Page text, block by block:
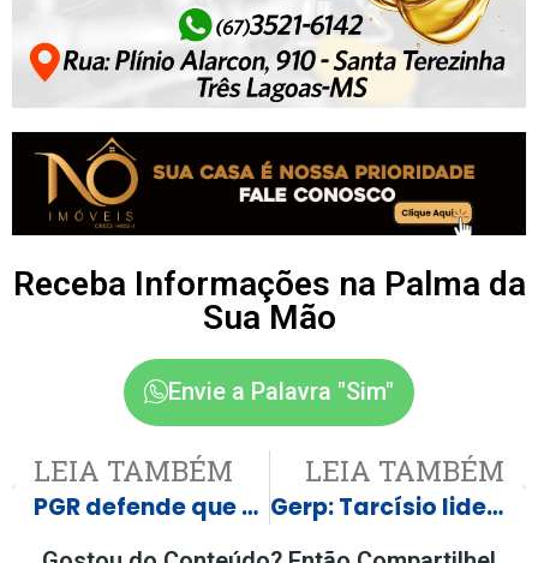
Receba Informações na Palma da
Sua Mão
Envie a Palavra "Sim"
LEIA TAMBÉM
PGR defende que Bolsonaro cumpra pena em prisão domiciliar
LEIA TAMBÉM
Gerp: Tarcísio lidera disputa pelo Governo de SP com 51%; Haddad tem 35%